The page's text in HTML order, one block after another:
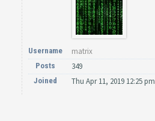
Username matrix
Posts 349
Joined Thu Apr 11, 2019 12:25 pm